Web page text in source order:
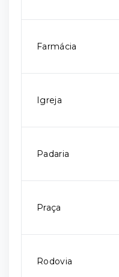
Farmácia
Igreja
Padaria
Praça
Rodovia